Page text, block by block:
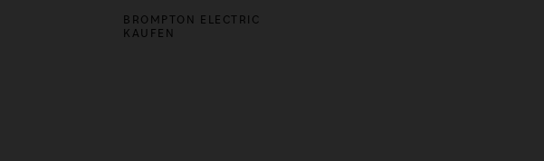
BROMPTON ELECTRIC
KAUFEN